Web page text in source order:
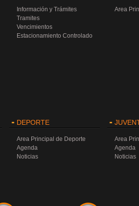
Información y Trámites
Tramites
Vencimientos
Estacionamiento Controlado
Area
DEPORTE
Area Principal de Deporte
Agenda
Noticias
Area
Agenda
Noticias